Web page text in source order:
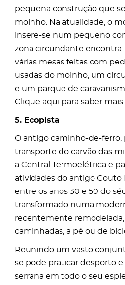
pequena construção que
moinho. Na atualidade, o
insere-se num pequeno
zona circundante
várias mesas feitas com
usadas do moinho, um
e um parque de
Clique aqui para saber mais
5. Ecopista
O antigo caminho-de-ferro,
transporte do carvão das
a Central Termoelétrica e
atividades do antigo Couto
entre os anos 30 e 50 do
transformado numa
recentemente
caminhadas, a pé ou de
Reunindo um vasto
se pode praticar desporto e
serrana em todo o seu